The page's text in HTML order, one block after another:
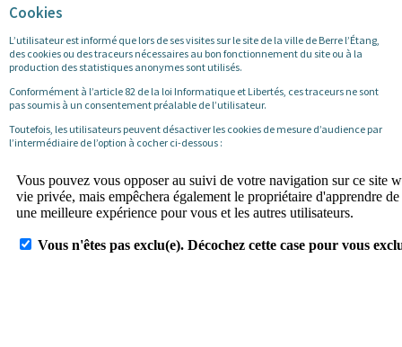
Cookies
L’utilisateur est informé que lors de ses visites sur le site de la ville de Berre l’Étang,
des cookies ou des traceurs nécessaires au bon fonctionnement du site ou à la
production des statistiques anonymes sont utilisés.
Conformément à l’article 82 de la loi Informatique et Libertés, ces traceurs ne sont
pas soumis à un consentement préalable de l’utilisateur.
Toutefois, les utilisateurs peuvent désactiver les cookies de mesure d’audience par
l’intermédiaire de l’option à cocher ci-dessous :